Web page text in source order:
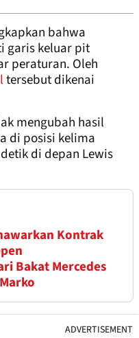
bahwa
garis keluar pit
peraturan. Oleh
tersebut dikenai
mengubah hasil
di posisi kelima
di depan Lewis
Kontrak
Bakat Mercedes
ADVERTISEMENT